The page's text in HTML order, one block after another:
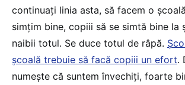
continuați linia asta, să facem o
simțim bine, copiii să se simtă bine la
naibii totul. Se duce totul de râpă.
școală trebuie să facă copiii un efort.
numește că suntem învechiți, foarte